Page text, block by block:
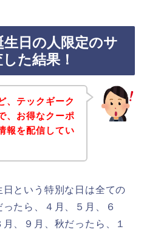
日の人限定のサ
た結果！
、テックギーク
、お得なクーポ
報を配信してい
という特別な日は全ての
たら、４月、５月、６
、９月、秋だったら、１